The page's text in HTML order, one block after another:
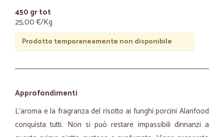
450 gr tot
25,00 €/Kg
Prodotto temporaneamente non disponibile
Approfondimenti
L'aroma e la fragranza del risotto ai funghi porcini Alanfood
conquista tutti. Non si può restare impassibili dinnanzi a